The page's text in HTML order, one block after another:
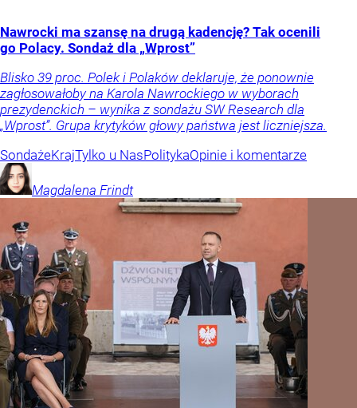
Nawrocki ma szansę na drugą kadencję? Tak ocenili
go Polacy. Sondaż dla „Wprost”
Blisko 39 proc. Polek i Polaków deklaruje, że ponownie
zagłosowałoby na Karola Nawrockiego w wyborach
prezydenckich – wynika z sondażu SW Research dla
„Wprost”. Grupa krytyków głowy państwa jest liczniejsza.
SondażeKrajTylko u NasPolitykaOpinie i komentarze
Magdalena Frindt